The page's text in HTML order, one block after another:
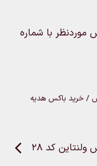
با شماره
/ خرید باکس هدیه
ولنتاین کد 28